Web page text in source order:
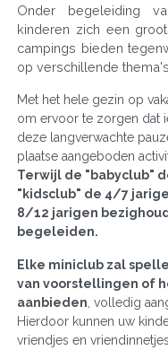
Onder begeleiding
kinderen zich een
campings bieden
op verschillende thema's.
Met het hele gezin op
om ervoor te zorgen dat
deze langverwachte
plaatse aangeboden
Terwijl de "babyclub"
"kidsclub" de 4/7
8/12 jarigen
begeleiden.
Elke miniclub zal
van voorstellingen of
aanbieden , volledig
Hierdoor kunnen uw
vriendjes en